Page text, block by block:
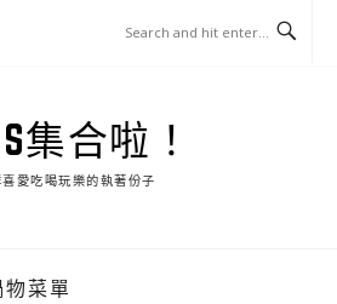
集合啦！
愛吃喝玩樂的執著份子
菜單